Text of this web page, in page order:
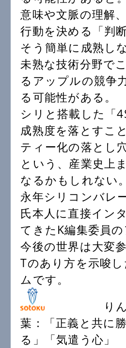
意味や文脈の理解
行動を決める「判
そう簡単に成熟し
未熟な技術分野で
るアップルの競争
る可能性がある。
シリと搭載した「
成熟度を落とすこ
ティー化の落とし
という、産業史上
なるかもしれない。
永年シリコンバレ
氏本人に直接イン
てきたK編集委員
今後の世界は大変
Tのあり方を示唆
ムです。
りんど
葉：「正義と共に
る」「気遣